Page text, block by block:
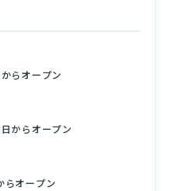
らオープン
からオープン
らオープン